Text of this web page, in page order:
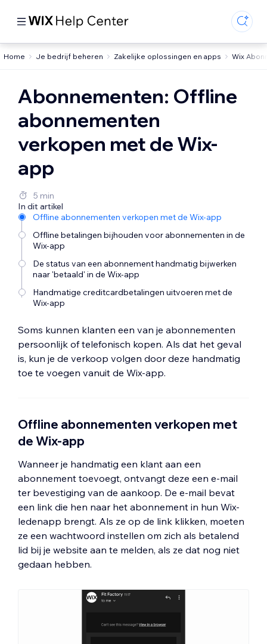
Home Je bedrijf beheren Zakelijke oplossingen en apps Wix
Abonnementen: Offline
abonnementen
verkopen met de Wix-
app
5 min
In dit artikel
Offline abonnementen verkopen met de Wix-app
Offline betalingen bijhouden voor abonnementen in de
Wix-app
De status van een abonnement handmatig bijwerken
naar 'betaald' in de Wix-app
Handmatige creditcardbetalingen uitvoeren met de
Wix-app
Soms kunnen klanten een van je abonnementen
persoonlijk of telefonisch kopen. Als dat het geval
is, kun je de verkoop volgen door deze handmatig
toe te voegen vanuit de Wix-app.
Offline abonnementen verkopen met
de Wix-app
Wanneer je handmatig een klant aan een
abonnement toevoegt, ontvangt deze een e-mail
ter bevestiging van de aankoop. De e-mail bevat
een link die hen naar het abonnement in hun Wix-
ledenapp brengt. Als ze op de link klikken, moeten
ze een wachtwoord instellen om zich als betalend
lid bij je website aan te melden, als ze dat nog niet
gedaan hebben.